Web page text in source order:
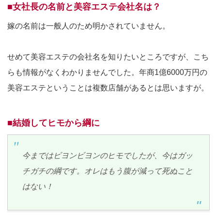
■女社長の名前と美容エステ会社名は？
嫁の名前は一般人のため明かされていません。
せめて美容エステの会社名を知りたいところですが、こち
らも情報がなくわかりませんでした。年商1億6000万円の
美容エステということは複数店舗があるとは思いますが。
■結婚してヒモから綱に
今まではビヨンビヨンのヒモでしたが、今はガッ
チガチの綱です。オレはもう腹が減って死ぬこと
はない！